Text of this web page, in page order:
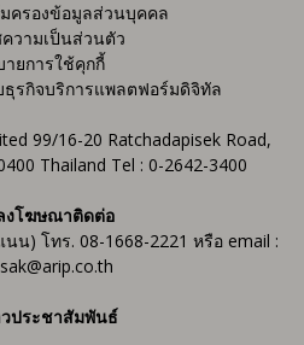
ครองข้อมูลส่วนบุคคล
วามเป็นส่วนตัว
ยการใช้คุกกี้
ธุรกิจบริการแพลตฟอร์มดิจิทัล
99/16-20 Ratchadapisek Road,
Thailand Tel : 0-2642-3400
งโฆษณาติดต่อ
) โทร. 08-1668-2221 หรือ email :
ประชาสัมพันธ์